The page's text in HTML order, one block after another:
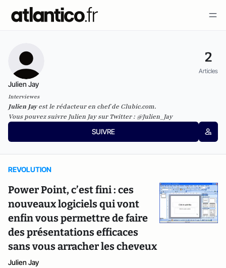
2
Articles
Julien Jay
Interviewes
Julien Jayest le rédacteur en chef de Clubic.com.
Vous pouvez suivre Julien Jay sur Twitter : @Julien_Jay
SUIVRE
REVOLUTION
Power Point, c’est fini : ces
nouveaux logiciels qui vont
enfin vous permettre de faire
des présentations efficaces
sans vous arracher les cheveux
Julien Jay